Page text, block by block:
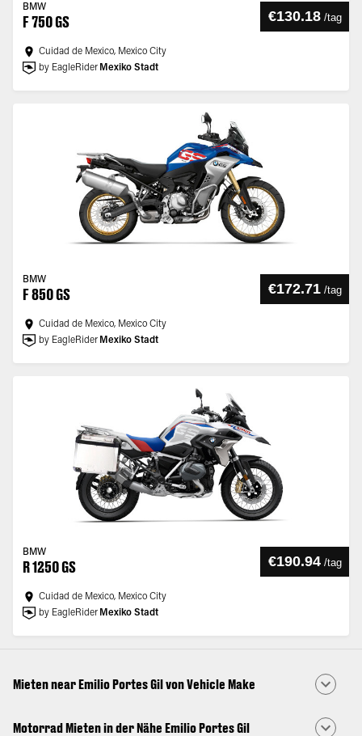
BMW
F 750 GS €130.18 /tag
Cuidad de Mexico, Mexico City
by EagleRider Mexiko Stadt
BMW
F 850 GS €172.71 /tag
Cuidad de Mexico, Mexico City
by EagleRider Mexiko Stadt
BMW
R 1250 GS €190.94 /tag
Cuidad de Mexico, Mexico City
by EagleRider Mexiko Stadt
Mieten near Emilio Portes Gil von Vehicle Make
Motorrad Mieten in der Nähe Emilio Portes Gil